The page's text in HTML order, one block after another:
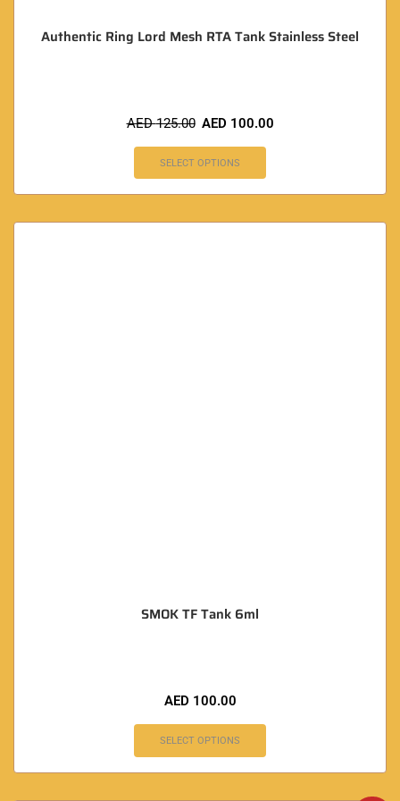
Authentic Ring Lord Mesh RTA Tank Stainless Steel
AED125.00 AED 100.00
SELECT OPTIONS
SMOK TF Tank 6ml
AED 100.00
SELECT OPTIONS